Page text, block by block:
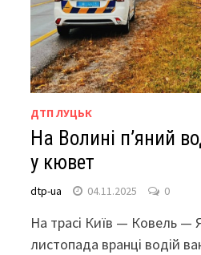
ДТП ЛУЦЬК
На Волині п’яний
у кювет
dtp-ua 04.11.2025 0
На трасі Київ — Ковель —
листопада вранці водій